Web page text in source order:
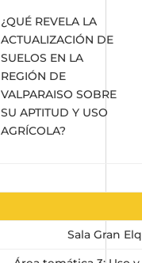
¿QUÉ REVELA LA
ACTUALIZACIÓN DE
SUELOS EN LA
REGIÓN DE
VALPARAISO SOBRE
SU APTITUD Y USO
AGRÍCOLA?
Sala Gran